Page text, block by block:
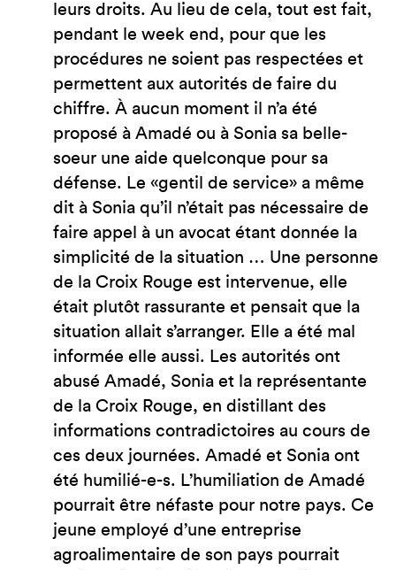
leurs droits. Au lieu de cela, tout est fait,
pendant le week end, pour que les
procédures ne soient pas respectées et
permettent aux autorités de faire du
chiffre. À aucun moment il n’a été
proposé à Amadé ou à Sonia sa belle-
soeur une aide quelconque pour sa
défense. Le «gentil de service» a même
dit à Sonia qu’il n’était pas nécessaire de
faire appel à un avocat étant donnée la
simplicité de la situation … Une personne
de la Croix Rouge est intervenue, elle
était plutôt rassurante et pensait que la
situation allait s’arranger. Elle a été mal
informée elle aussi. Les autorités ont
abusé Amadé, Sonia et la représentante
de la Croix Rouge, en distillant des
informations contradictoires au cours de
ces deux journées. Amadé et Sonia ont
été humilié-e-s. L’humiliation de Amadé
pourrait être néfaste pour notre pays. Ce
jeune employé d’une entreprise
agroalimentaire de son pays pourrait